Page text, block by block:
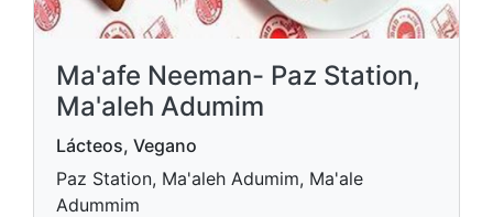
Ma'afe Neeman- Paz Station,
Ma'aleh Adumim
Lácteos, Vegano
Paz Station, Ma'aleh Adumim, Ma'ale
Adummim